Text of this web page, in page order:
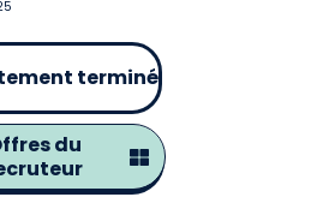
terminé
du